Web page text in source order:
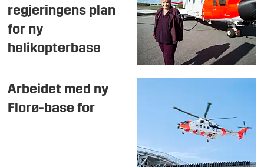
regjeringens plan
for ny
helikopterbase
Arbeidet med ny
Florø-base for